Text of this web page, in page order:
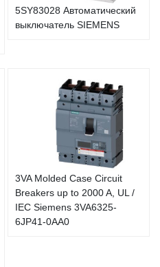
5SY83028 Автоматический
выключатель SIEMENS
3VA Molded Case Circuit
Breakers up to 2000 A, UL /
IEC Siemens 3VA6325-
6JP41-0AA0